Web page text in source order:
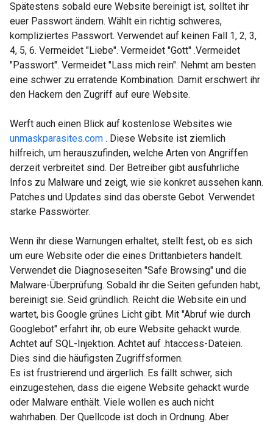
Spätestens sobald eure Website bereinigt ist, solltet ihr
euer Passwort ändern. Wählt ein richtig schweres,
kompliziertes Passwort. Verwendet auf keinen Fall 1, 2, 3,
4, 5, 6. Vermeidet "Liebe". Vermeidet "Gott" .Vermeidet
"Passwort". Vermeidet "Lass mich rein". Nehmt am besten
eine schwer zu erratende Kombination. Damit erschwert ihr
den Hackern den Zugriff auf eure Website.
Werft auch einen Blick auf kostenlose Websites wie
unmaskparasites.com . Diese Website ist ziemlich
hilfreich, um herauszufinden, welche Arten von Angriffen
derzeit verbreitet sind. Der Betreiber gibt ausführliche
Infos zu Malware und zeigt, wie sie konkret aussehen kann.
Patches und Updates sind das oberste Gebot. Verwendet
starke Passwörter.
Wenn ihr diese Warnungen erhaltet, stellt fest, ob es sich
um eure Website oder die eines Drittanbieters handelt.
Verwendet die Diagnoseseiten "Safe Browsing" und die
Malware-Überprüfung. Sobald ihr die Seiten gefunden habt,
bereinigt sie. Seid gründlich. Reicht die Website ein und
wartet, bis Google grünes Licht gibt. Mit "Abruf wie durch
Googlebot" erfahrt ihr, ob eure Website gehackt wurde.
Achtet auf SQL-Injektion. Achtet auf .htaccess-Dateien.
Dies sind die häufigsten Zugriffsformen.
Es ist frustrierend und ärgerlich. Es fällt schwer, sich
einzugestehen, dass die eigene Website gehackt wurde
oder Malware enthält. Viele wollen es auch nicht
wahrhaben. Der Quellcode ist doch in Ordnung. Aber